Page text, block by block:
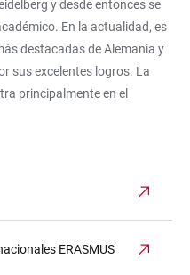
y desde entonces se
En la actualidad, es
destacadas de Alemania y
sus excelentes logros. La
principalmente en el
ERASMUS